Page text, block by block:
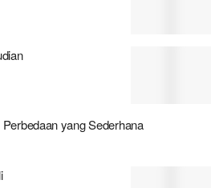
yang Sederhana